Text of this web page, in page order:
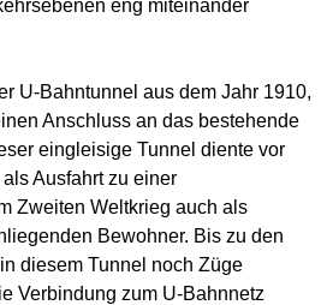
eng miteinander
U-Bahntunnel aus dem Jahr 1910,
Anschluss an das bestehende
eingleisige Tunnel diente vor
Ausfahrt zu einer
Zweiten Weltkrieg auch als
Bewohner. Bis zu den
diesem Tunnel noch Züge
Verbindung zum U-Bahnnetz